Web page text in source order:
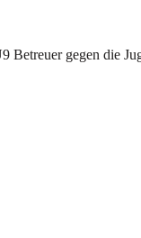
Betreuer gegen die